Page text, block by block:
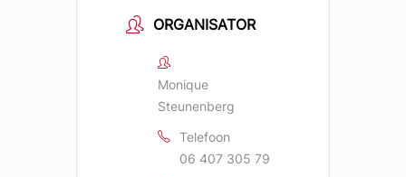
ORGANISATOR
Monique
Steunenberg
Telefoon
06 407 305 79